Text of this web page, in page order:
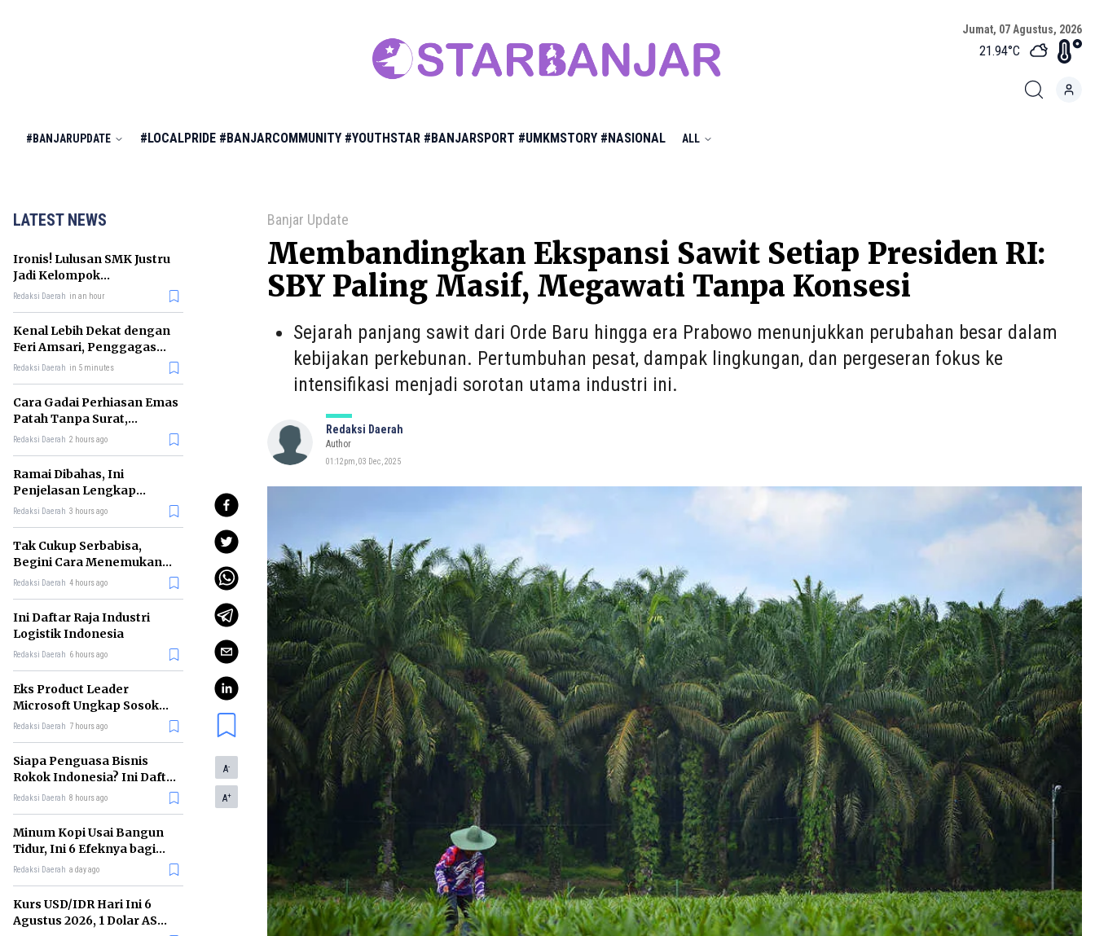
Jumat, 07 Agustus, 2026
21.94°C
#BANJARUPDATE #LOCALPRIDE #BANJARCOMMUNITY #YOUTHSTAR #BANJARSPORT #UMKMSTORY #NASIONAL ALL
LATEST NEWS
Ironis! Lulusan SMK Justru
Jadi Kelompok
Pengangguran Terbanyak
Redaksi Daerah in an hour
Kenal Lebih Dekat dengan
Feri Amsari, Penggagas
Kabinet Bayangan
Redaksi Daerah in 5 minutes
Cara Gadai Perhiasan Emas
Patah Tanpa Surat,
Ternyata Tetap Bisa!
Redaksi Daerah 2 hours ago
Ramai Dibahas, Ini
Penjelasan Lengkap
tentang Konsep Kabinet
Redaksi Daerah 3 hours ago
Tak Cukup Serbabisa,
Begini Cara Menemukan
'Spike' agar CV Dilirik HR
Redaksi Daerah 4 hours ago
Ini Daftar Raja Industri
Logistik Indonesia
Redaksi Daerah 6 hours ago
Eks Product Leader
Microsoft Ungkap Sosok
yang Paling Cocok
Redaksi Daerah 7 hours ago
Siapa Penguasa Bisnis
Rokok Indonesia? Ini Daftar
Perusahaan Terbesarnya
Redaksi Daerah 8 hours ago
Minum Kopi Usai Bangun
Tidur, Ini 6 Efeknya bagi
Kesehatan Tubuh
Redaksi Daerah a day ago
Kurs USD/IDR Hari Ini 6
Agustus 2026, 1 Dolar AS
Banjar Update
Membandingkan Ekspansi Sawit Setiap Presiden RI:
SBY Paling Masif, Megawati Tanpa Konsesi
Sejarah panjang sawit dari Orde Baru hingga era Prabowo menunjukkan perubahan besar dalam
kebijakan perkebunan. Pertumbuhan pesat, dampak lingkungan, dan pergeseran fokus ke
intensifikasi menjadi sorotan utama industri ini.
Redaksi Daerah
Author
01:12pm, 03 Dec, 2025
A-
A+